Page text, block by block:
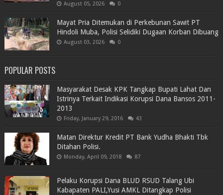
August 05, 2026 0
Mayat Pria Ditemukan di Perkebunan Sawit PT
Hindoli Muba, Polisi Selidiki Dugaan Korban Dibuang
August 03, 2026 0
POPULAR POSTS
Masyarakat Desak KPK Tangkap Bupati Lahat Dan
Istrinya Terkait Indikasi Korupsi Dana Bansos 2011-
2013
Friday, January 29, 2016 43
Matan Direktur Kredit PT Bank Yudha Bhakti Tbk
Ditahan Polisi.
Monday, April 09, 2018 87
Pelaku Korupsi Dana BLUD RSUD Talang Ubi
Kabapaten PALI,Yusi AMKL Ditangkap Polisi